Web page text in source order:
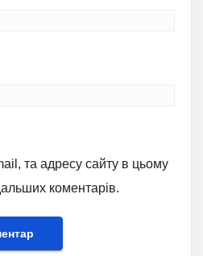
та адресу сайту в цьому
коментарів.